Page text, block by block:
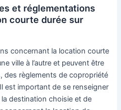
et réglementations
courte durée sur
concernant la location courte
ville à l’autre et peuvent être
des règlements de copropriété
est important de se renseigner
destination choisie et de